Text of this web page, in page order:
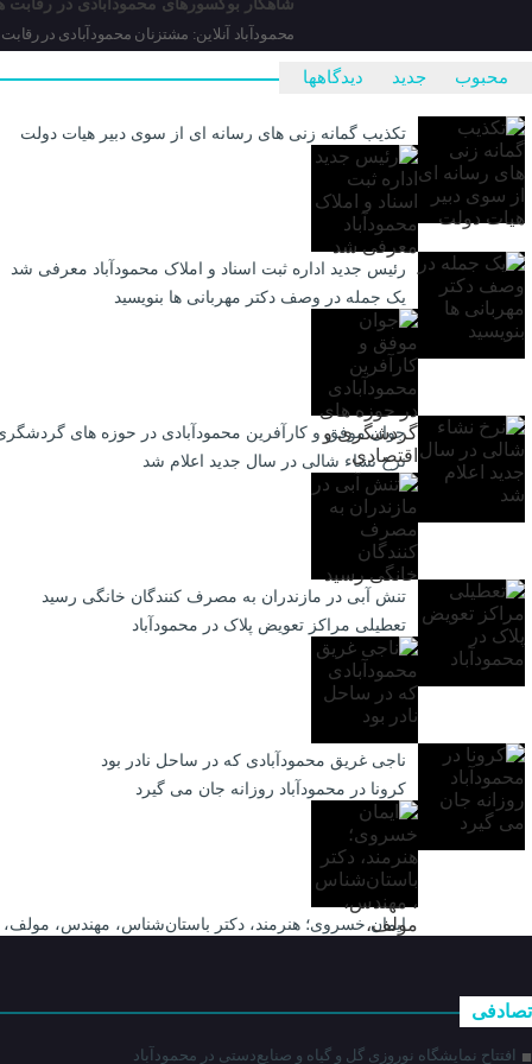
محمودآباد آنلاین: مشتزنان محمودآبادی در
محبوب جدید دیدگاهها
تکذیب گمانه زنی های رسانه ای از سوی دبیر هیات دولت
رئیس جدید اداره ثبت اسناد و املاک محمودآباد معرفی شد
یک جمله در وصف دکتر مهربانی ها بنویسید
جوان موفق و کارآفرین محمودآبادی در حوزه های
نرخ نشاء شالی در سال جدید اعلام شد
تنش آبی در مازندران به مصرف كنندگان خانگی رسيد
تعطیلی مراکز تعویض پلاک در محمودآباد
ناجی غریق محمودآبادی که در ساحل نادر بود
کرونا در محمودآباد روزانه جان می گیرد
ایمان خسروی؛ هنرمند، دکتر باستان‌شناس، مهندس،
تصادفی
افتتاح نمایشگاه نوروزی گل و گیاه و صنایع‌دستی در محمودآباد